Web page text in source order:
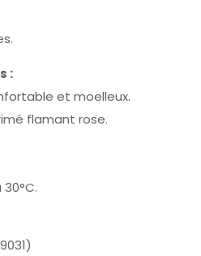
:
et moelleux.
flamant rose.